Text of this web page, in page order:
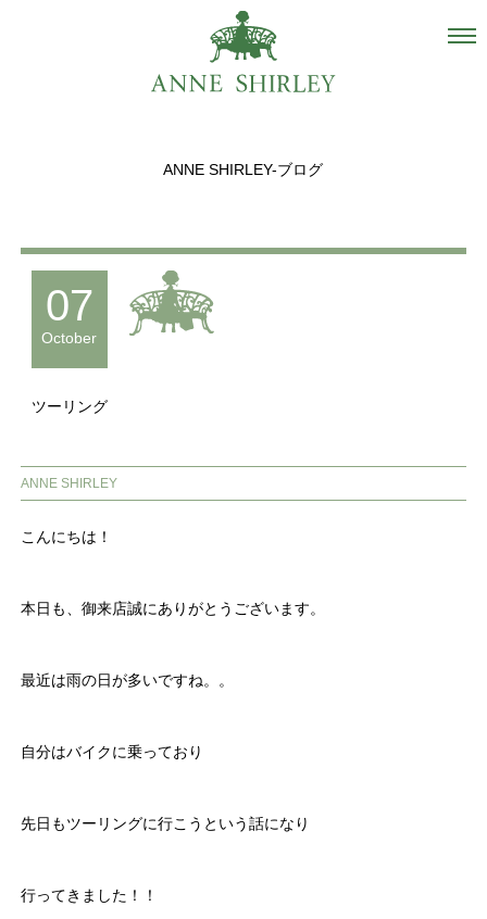
Salon
recommend
ANNE SHIRLEY-ブログ
07
October
ツーリング
ANNE SHIRLEY
こんにちは！
本日も、御来店誠にありがとうございます。
最近は雨の日が多いですね。。
自分はバイクに乗っており
先日もツーリングに行こうという話になり
行ってきました！！